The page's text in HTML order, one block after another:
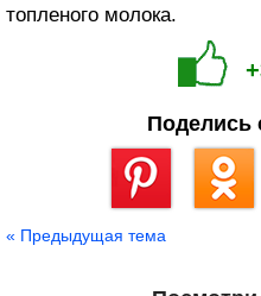
топленого молока.
Поделись
« Предыдущая тема